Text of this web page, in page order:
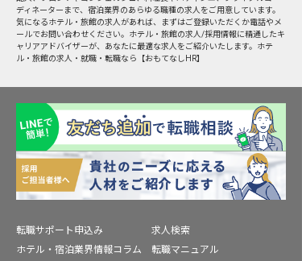
ディネーターまで、宿泊業界のあらゆる職種の求人をご用意しています。
気になるホテル・旅館の求人があれば、まずはご登録いただくか電話やメ
ールでお問い合わせください。ホテル・旅館の求人/採用情報に精通したキ
ャリアアドバイザーが、あなたに最適な求人をご紹介いたします。ホテ
ル・旅館の求人・就職・転職なら【おもてなしHR】
転職サポート申込み
求人検索
ホテル・宿泊業界情報コラム
転職マニュアル